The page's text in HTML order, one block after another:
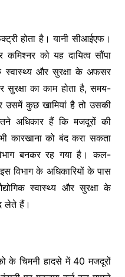
होता है। यानी सीआईएफ।
को यह दायित्व सौंपा
स्वास्थ्य और सुरक्षा के अफसर
का काम होता है, समय-
उसमें कुछ खामियां है तो उसकी
अधिकार हैं कि मजदूरों की
कारखाना को बंद करा सकता
बनकर रह गया है। कल-
विभाग के अधिकारियों के पास
स्वास्थ्य और सुरक्षा के
लेते हैं।
के चिमनी हादसे में 40 मजदूरों